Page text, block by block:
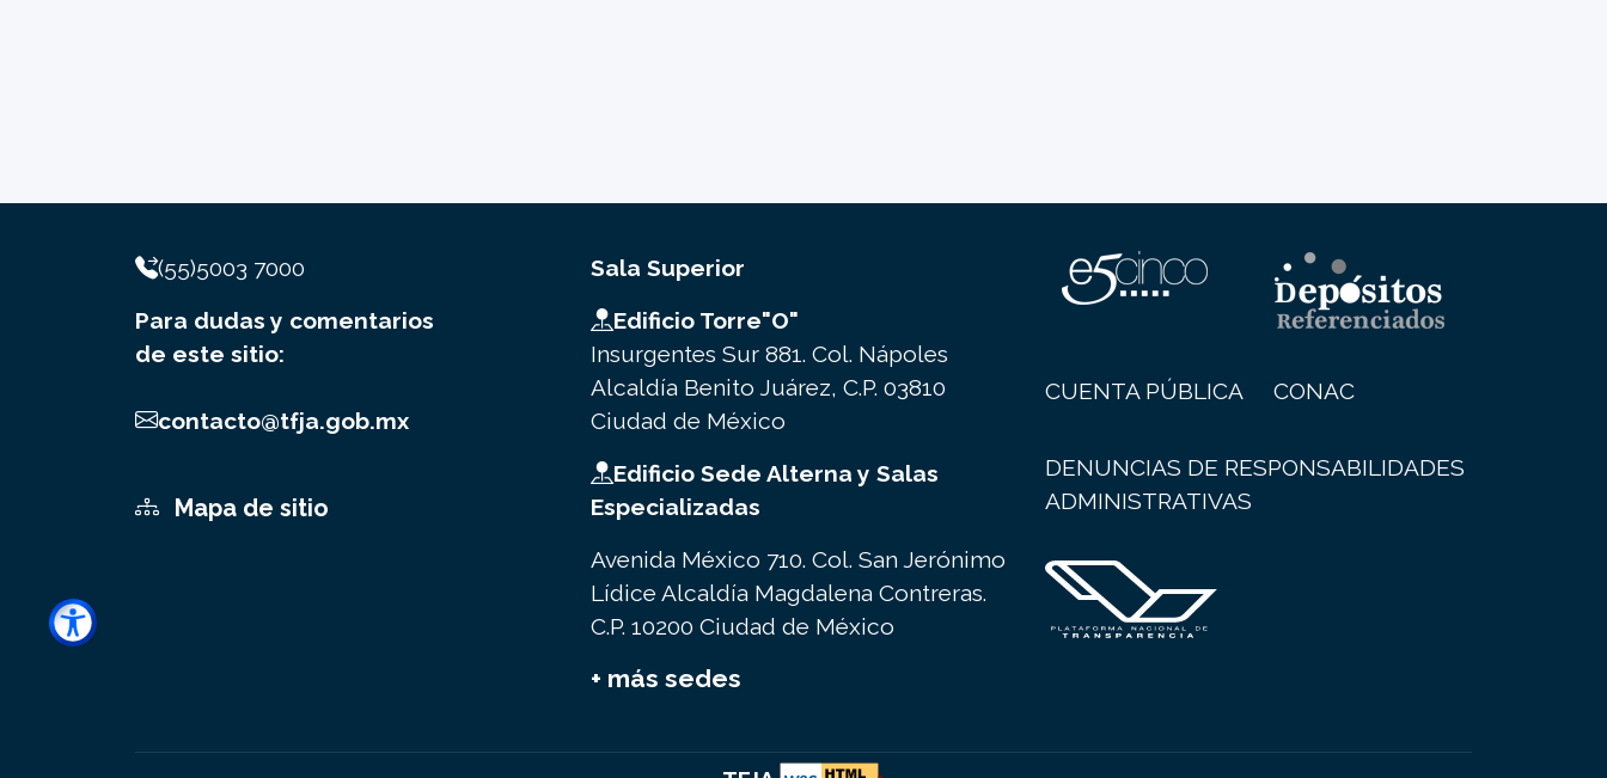
(55)5003 7000
Para dudas y comentarios
de este sitio:
contacto@tfja.gob.mx
Mapa de sitio
Sala Superior
Edificio Torre"O"
Insurgentes Sur 881. Col. Nápoles
Alcaldía Benito Juárez, C.P. 03810
Ciudad de México
Edificio Sede Alterna y Salas
Especializadas
Avenida México 710. Col. San Jerónimo
Lídice Alcaldía Magdalena Contreras.
C.P. 10200 Ciudad de México
+ más sedes
CUENTA PÚBLICA CONAC
DENUNCIAS DE RESPONSABILIDADES
ADMINISTRATIVAS